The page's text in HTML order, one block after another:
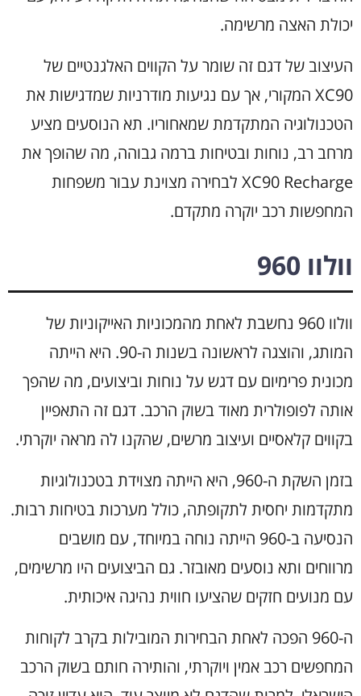
יכולת האצה מרשימה.
העיצוב של דגם זה שומר על הקווים האלגנטיים של
XC90 המקורי, אך עם נגיעות מודרניות שמדגישות את
הטכנולוגיה המתקדמת שמאחוריו. תא הנוסעים מציע
מרחב רב, נוחות ובטיחות ברמה גבוהה, מה שהופך את
XC90 Recharge לבחירה מצוינת עבור משפחות
המחפשות רכב יוקרה מתקדם.
וולוו 960
וולוו 960 נחשבת לאחת מהמכוניות האייקוניות של
המותג, והוצגה לראשונה בשנות ה-90. היא הייתה
מכונית פרימיום עם דגש על נוחות וביצועים, מה שהפך
אותה לפופולרית מאוד בשוק הרכב. דגם זה התאפיין
בקווים קלאסיים ועיצוב מרשים, שהקנו לה מראה יוקרתי.
בזמן השקת ה-960, היא הייתה מצוידת בטכנולוגיות
מתקדמות יחסית לתקופתה, כולל מערכות בטיחות רבות.
הנסיעה ב-960 הייתה נוחה במיוחד, עם מושבים
מרווחים ותא נוסעים מאובזר. גם הביצועים היו מרשימים,
עם מנועים חזקים שהציעו חווית נהיגה איכותית.
ה-960 הפכה לאחת הבחירות המובילות בקרב לקוחות
המחפשים רכב אמין ויוקרתי, והותירה חותם בשוק הרכב